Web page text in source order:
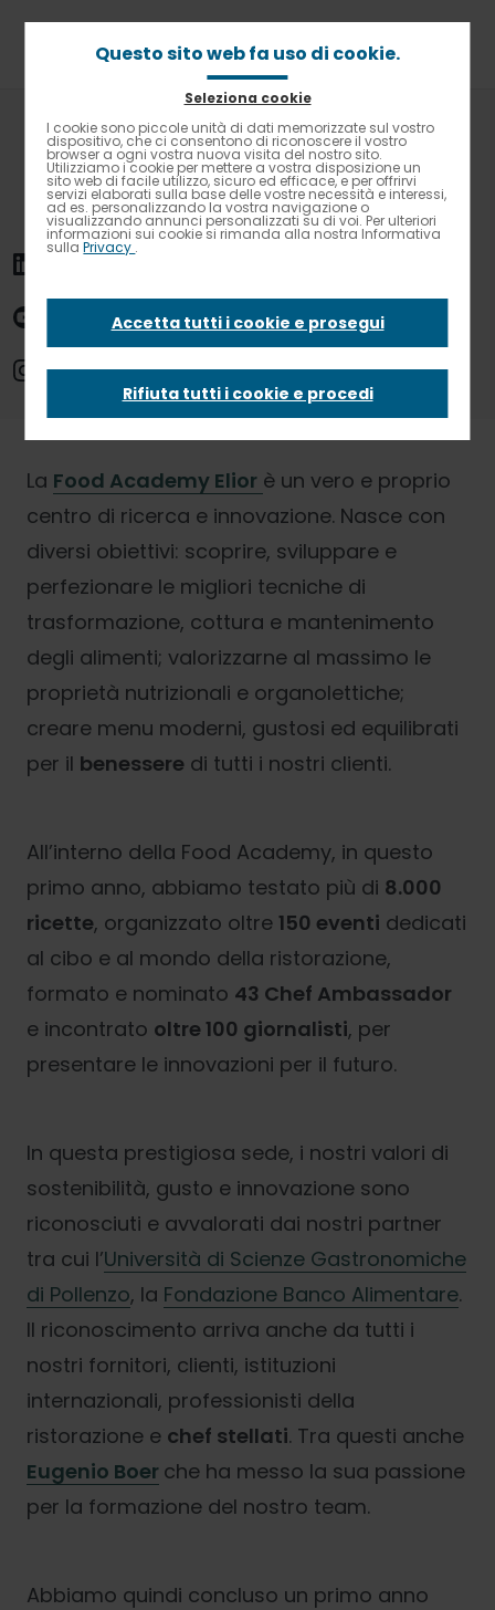
Contrasto elevato
Briciole
pane
Home News Food Academy Elior: grandi numeri
Food Academy
Elior: grandi numeri
La Food Academy Elior è un vero e proprio
centro di ricerca e innovazione. Nasce con
diversi obiettivi: scoprire, sviluppare e
perfezionare le migliori tecniche di
trasformazione, cottura e mantenimento
degli alimenti; valorizzarne al massimo le
proprietà nutrizionali e organolettiche;
creare menu moderni, gustosi ed equilibrati
per il benessere di tutti i nostri clienti.
All’interno della Food Academy, in questo
primo anno, abbiamo testato più di 8.000
ricette, organizzato oltre 150 eventi dedicati
al cibo e al mondo della ristorazione,
formato e nominato 43 Chef Ambassador
e incontrato oltre 100 giornalisti, per
presentare le innovazioni per il futuro.
In questa prestigiosa sede, i nostri valori di
sostenibilità, gusto e innovazione sono
riconosciuti e avvalorati dai nostri partner
tra cui l’Università di Scienze Gastronomiche
di Pollenzo, la Fondazione Banco Alimentare.
Il riconoscimento arriva anche da tutti i
nostri fornitori, clienti, istituzioni
internazionali, professionisti della
ristorazione e chef stellati. Tra questi anche
Eugenio Boer che ha messo la sua passione
per la formazione del nostro team.
Abbiamo quindi concluso un primo anno
Questo sito web fa uso di cookie.
Seleziona cookie
I cookie sono piccole unità di dati memorizzate sul vostro
dispositivo, che ci consentono di riconoscere il vostro
browser a ogni vostra nuova visita del nostro sito.
Utilizziamo i cookie per mettere a vostra disposizione un
sito web di facile utilizzo, sicuro ed efficace, e per offrirvi
servizi elaborati sulla base delle vostre necessità e interessi,
ad es. personalizzando la vostra navigazione o
visualizzando annunci personalizzati su di voi. Per ulteriori
informazioni sui cookie si rimanda alla nostra Informativa
sullaPrivacy .
Accetta tutti i cookie e prosegui
Rifiuta tutti i cookie e procedi